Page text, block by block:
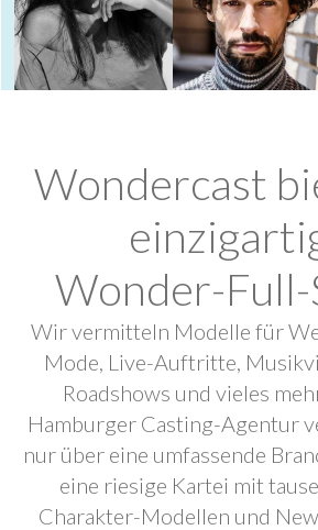
Wondercast
Wonder-Full-
Wir vermitteln Modelle für
Mode, Live-Auftritte,
Roadshows und vieles
Hamburger Casting-Agentur
nur über eine umfassende
eine riesige Kartei mit
Charakter-Modellen und